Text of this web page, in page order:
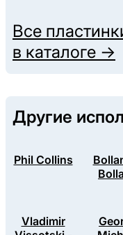
Все
в каталоге →
Другие
Phil Collins
Vladimir